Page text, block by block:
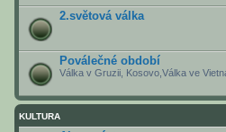
2.světová válka
Poválečné období
Válka v Gruzii, Kosovo,Válka ve
KULTURA